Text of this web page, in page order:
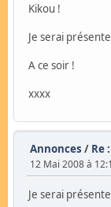
Kikou !
Je serai
A ce soir !
xxxx
Annonces / Re
12 Mai 2008 à
Je serai